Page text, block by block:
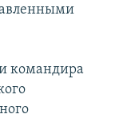
командира